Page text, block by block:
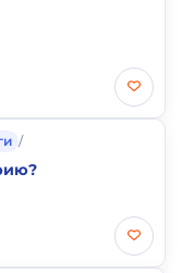
/
аварию?